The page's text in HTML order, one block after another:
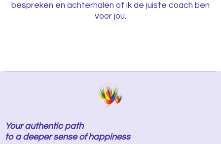
bespreken en achterhalen of ik de juiste coach ben
voor jou.
Your authentic path
to a deeper sense of happiness